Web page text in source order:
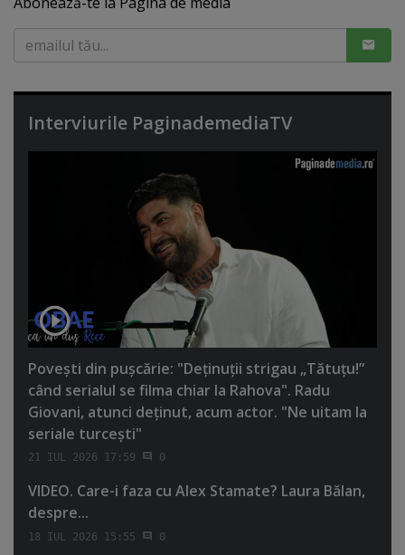
Interviurile PaginademediaTV
Poveşti din puşcărie: "Deţinuţii strigau „Tătuţu!”
când serialul se filma chiar la Rahova". Radu
Giovani, atunci deţinut, acum actor. "Ne uitam la
seriale turceşti"
21 IUL 2026 17:59 0
VIDEO. Care-i faza cu Alex Stamate? Laura Bălan,
despre...
18 IUL 2026 15:55 0